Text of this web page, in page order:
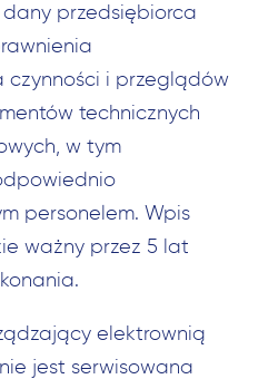
dany przedsiębiorca
czynności i przeglądów
technicznych
w tym
personelem. Wpis
ważny przez 5 lat
elektrownią
jest serwisowana